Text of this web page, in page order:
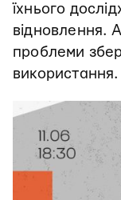
їхнього
відновлення.
проблеми
використання.